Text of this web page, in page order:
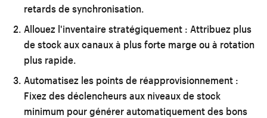
retards de synchronisation.
Allouez l'inventaire stratégiquement : Attribuez plus
de stock aux canaux à plus forte marge ou à rotation
plus rapide.
Automatisez les points de réapprovisionnement :
Fixez des déclencheurs aux niveaux de stock
minimum pour générer automatiquement des bons